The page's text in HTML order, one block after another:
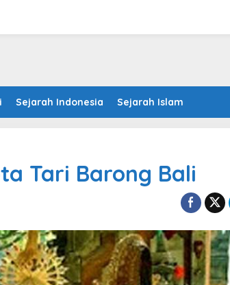
Sejarah Indonesia Sejarah Islam
Tari Barong Bali